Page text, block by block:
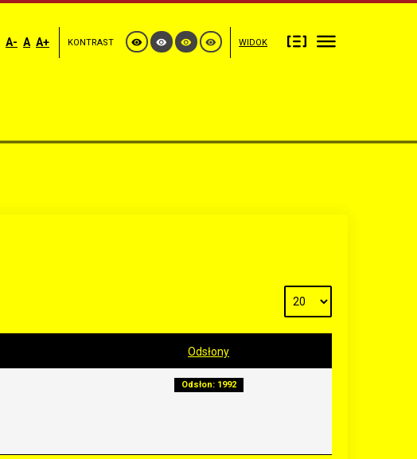
A- A A+ KONTRAST WIDOK
Odsłony
Odsłon: 1992